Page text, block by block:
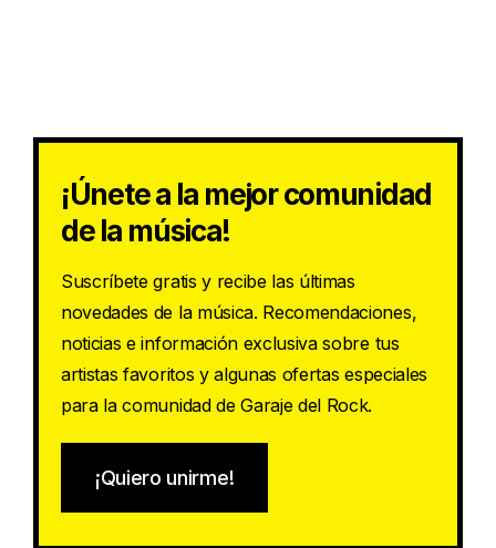
¡Únete a la mejor comunidad
de la música!
Suscríbete gratis y recibe las últimas
novedades de la música. Recomendaciones,
noticias e información exclusiva sobre tus
artistas favoritos y algunas ofertas especiales
para la comunidad de Garaje del Rock.
¡Quiero unirme!